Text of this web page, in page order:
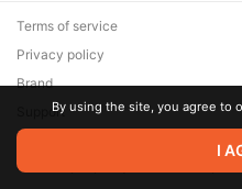
© 2026 Zaya Solutions Limited.
are the property of their
Terms of service
Privacy policy
Brand
SupportBy using the site, you agree to
I